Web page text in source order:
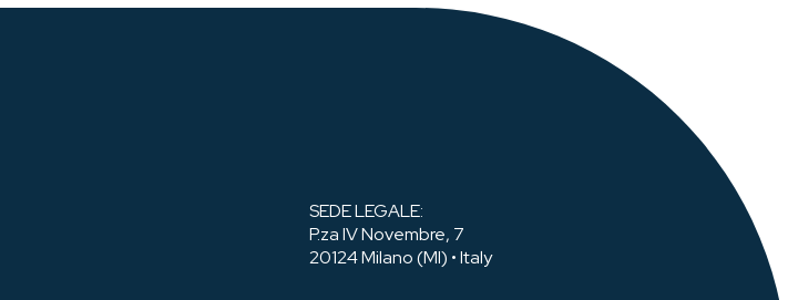
SEDE LEGALE:
P.za IV Novembre, 7
20124 Milano (MI) • Italy